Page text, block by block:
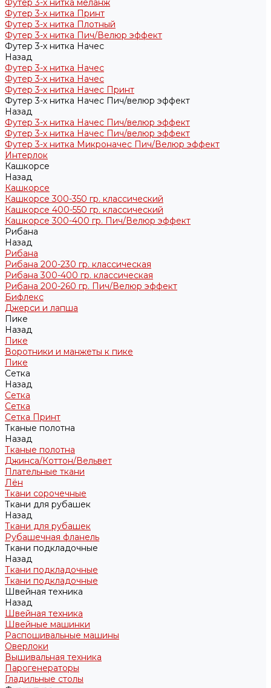
Футер 3-х нитка меланж
Футер 3-х нитка Принт
Футер 3-х нитка Плотный
Футер 3-х нитка Пич/Велюр эффект
Футер 3-х нитка Начес
Назад
Футер 3-х нитка Начес
Футер 3-х нитка Начес
Футер 3-х нитка Начес Принт
Футер 3-х нитка Начес Пич/велюр эффект
Назад
Футер 3-х нитка Начес Пич/велюр эффект
Футер 3-х нитка Начес Пич/велюр эффект
Футер 3-х нитка Микроначес Пич/Велюр эффект
Интерлок
Кашкорсе
Назад
Кашкорсе
Кашкорсе 300-350 гр. классический
Кашкорсе 400-550 гр. классический
Кашкорсе 300-400 гр. Пич/Велюр эффект
Рибана
Назад
Рибана
Рибана 200-230 гр. классическая
Рибана 300-400 гр. классическая
Рибана 200-260 гр. Пич/Велюр эффект
Бифлекс
Джерси и лапша
Пике
Назад
Пике
Воротники и манжеты к пике
Пике
Сетка
Назад
Сетка
Сетка
Сетка Принт
Тканые полотна
Назад
Тканые полотна
Джинса/Коттон/Вельвет
Плательные ткани
Лён
Ткани сорочечные
Ткани для рубашек
Назад
Ткани для рубашек
Рубашечная фланель
Ткани подкладочные
Назад
Ткани подкладочные
Ткани подкладочные
Швейная техника
Назад
Швейная техника
Швейные машинки
Распошивальные машины
Оверлоки
Вышивальная техника
Парогенераторы
Гладильные столы